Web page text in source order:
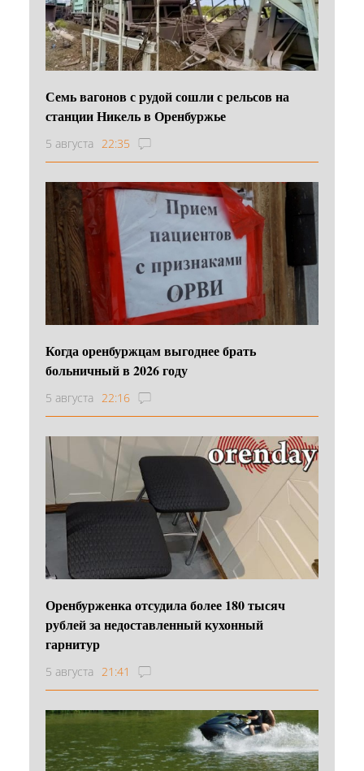
Семь вагонов с рудой сошли с рельсов на
станции Никель в Оренбуржье
5 августа 22:35
Когда оренбуржцам выгоднее брать
больничный в 2026 году
5 августа 22:16
Оренбурженка отсудила более 180 тысяч
рублей за недоставленный кухонный
гарнитур
5 августа 21:41